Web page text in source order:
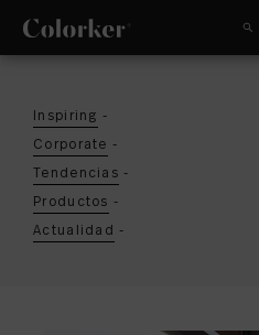
Inspiring -
Corporate -
Tendencias -
Productos -
Actualidad -